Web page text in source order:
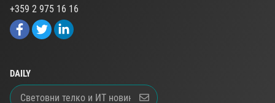
+359 2 975 16 16
DAILY